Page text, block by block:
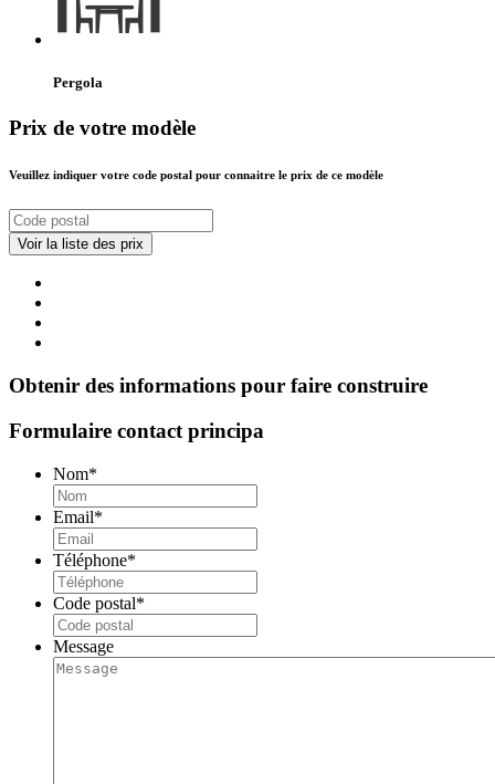
Pergola
Prix de votre modèle
Veuillez indiquer votre code postal pour connaitre le prix de ce modèle
Obtenir des informations pour faire construire
Formulaire contact principa
Nom*
Email*
Téléphone*
Code postal*
Message